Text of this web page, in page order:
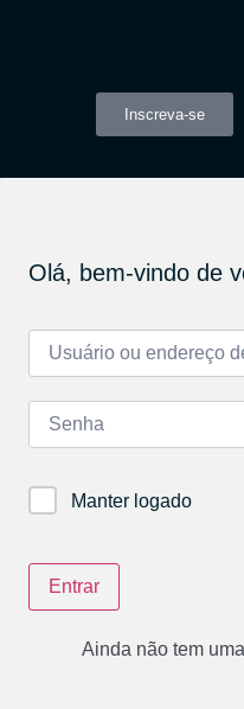
Inscreva-se
Olá, bem-vindo de
Manter logado
Entrar
Ainda não tem